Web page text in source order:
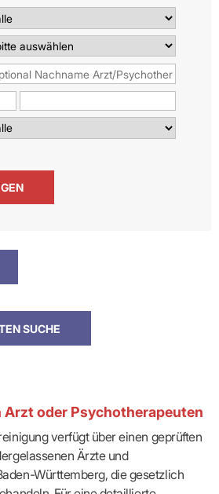
Arzt oder Psychotherapeuten
verfügt über einen geprüften
Ärzte und
Württemberg, die gesetzlich